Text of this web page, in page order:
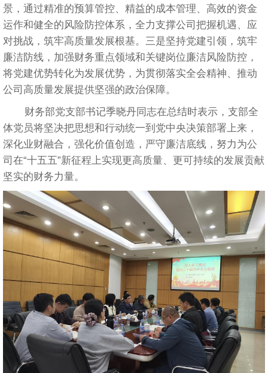
景，通过精准的预算管控、精益的成本管理、高效的资金
运作和健全的风险防控体系，全力支撑公司把握机遇、应
对挑战，筑牢高质量发展根基。三是坚持党建引领，筑牢
廉洁防线，加强财务重点领域和关键岗位廉洁风险防控，
将党建优势转化为发展优势，为贯彻落实全会精神、推动
公司高质量发展提供坚强的政治保障。
财务部党支部书记季晓丹同志在总结时表示，支部全
体党员将坚决把思想和行动统一到党中央决策部署上来，
深化业财融合，强化价值创造，严守廉洁底线，努力为公
司在“十五五”新征程上实现更高质量、更可持续的发展贡献
坚实的财务力量。